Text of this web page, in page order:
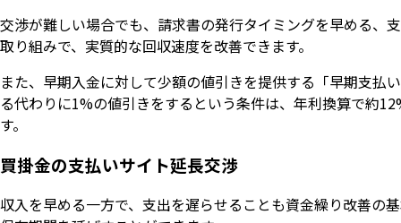
交渉が難しい場合でも、請求書の発行タイミングを早める、
取り組みで、実質的な回収速度を改善できます。
また、早期入金に対して少額の値引きを提供する「早期支払
る代わりに1%の値引きをするという条件は、年利換算で約
す。
買掛金の支払いサイト延長交渉
収入を早める一方で、支出を遅らせることも資金繰り改善の